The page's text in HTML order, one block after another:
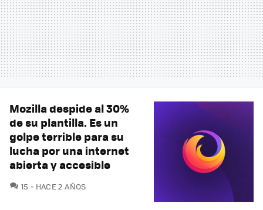
Mozilla despide al 30%
de su plantilla. Es un
golpe terrible para su
lucha por una internet
abierta y accesible
15 COMENTARIOS
HACE 2 AÑOS